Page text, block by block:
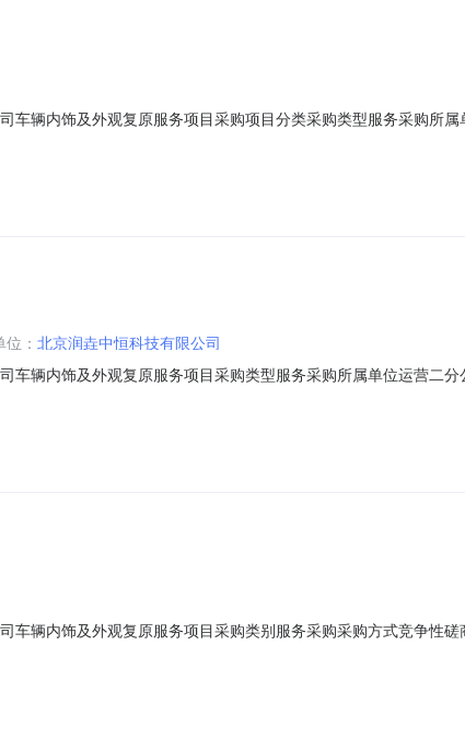
辆内饰及外观复原服务项目采购项目分类采购类型服务采购所
： 北京润垚中恒科技有限公司
辆内饰及外观复原服务项目采购类型服务采购所属单位运营二
辆内饰及外观复原服务项目采购类别服务采购采购方式竞争性
车型电动客车客室内饰及车体外观损坏部位恢复原状，需对客室